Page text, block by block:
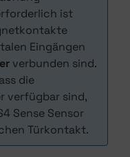
ist
Eingängen
verbunden sind.
die
verfügbar sind,
Sense Sensor
Türkontakt.